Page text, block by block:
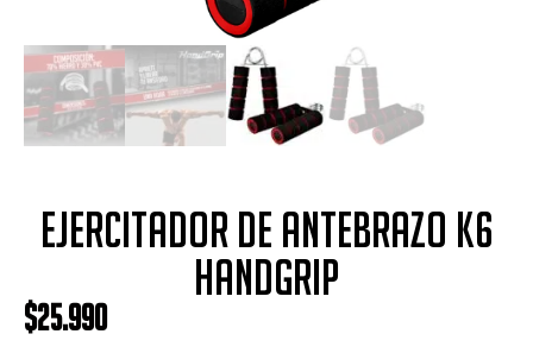
Ejercitador de Antebrazo K6
Handgrip
$25.990